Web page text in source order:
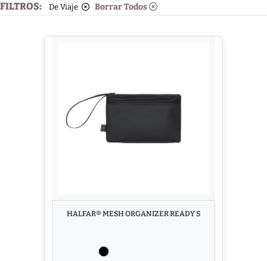
FILTROS: De Viaje Borrar Todos
HALFAR® MESH ORGANIZER READY S